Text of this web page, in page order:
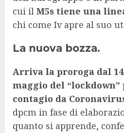
cui il M5s tiene una
chi come Iv apre al suo
La nuova bozza.
Arriva la proroga dal
maggio del
contagio da
dpcm in fase di
quanto si apprende,